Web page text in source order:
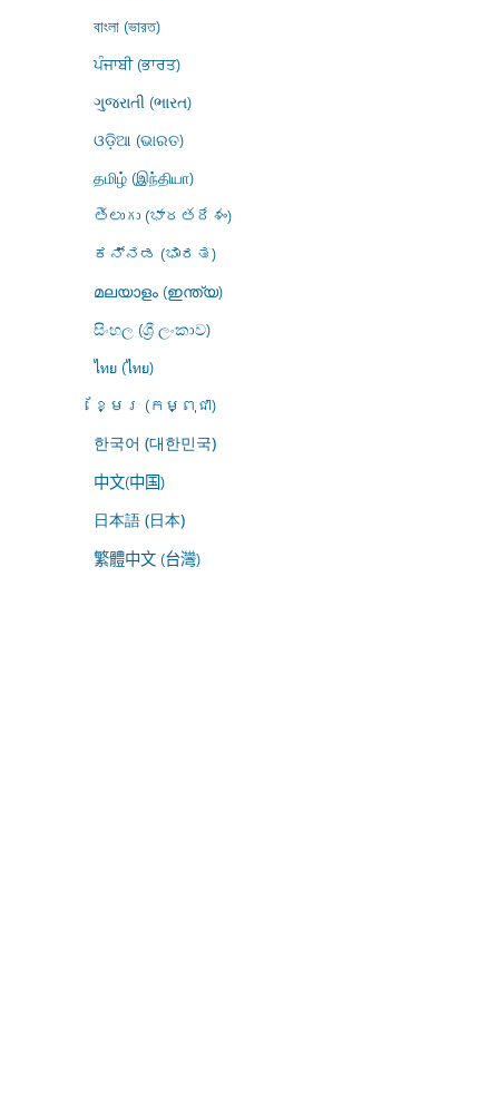
বাংলা (ভারত)
ਪੰਜਾਬੀ (ਭਾਰਤ)
ગુજરાતી (ભારત)
ଓଡ଼ିଆ (ଭାରତ)
தமிழ் (இந்தியா)
తెలుగు (భారతదేశం)
ಕನ್ನಡ (ಭಾರತ)
മലയാളം (ഇന്ത്യ)
සිංහල (ශ්‍රී ලංකාව)
ไทย (ไทย)
ខ្មែរ (កម្ពុជា)
한국어 (대한민국)
中文(中国)
日本語 (日本)
繁體中文 (台灣)